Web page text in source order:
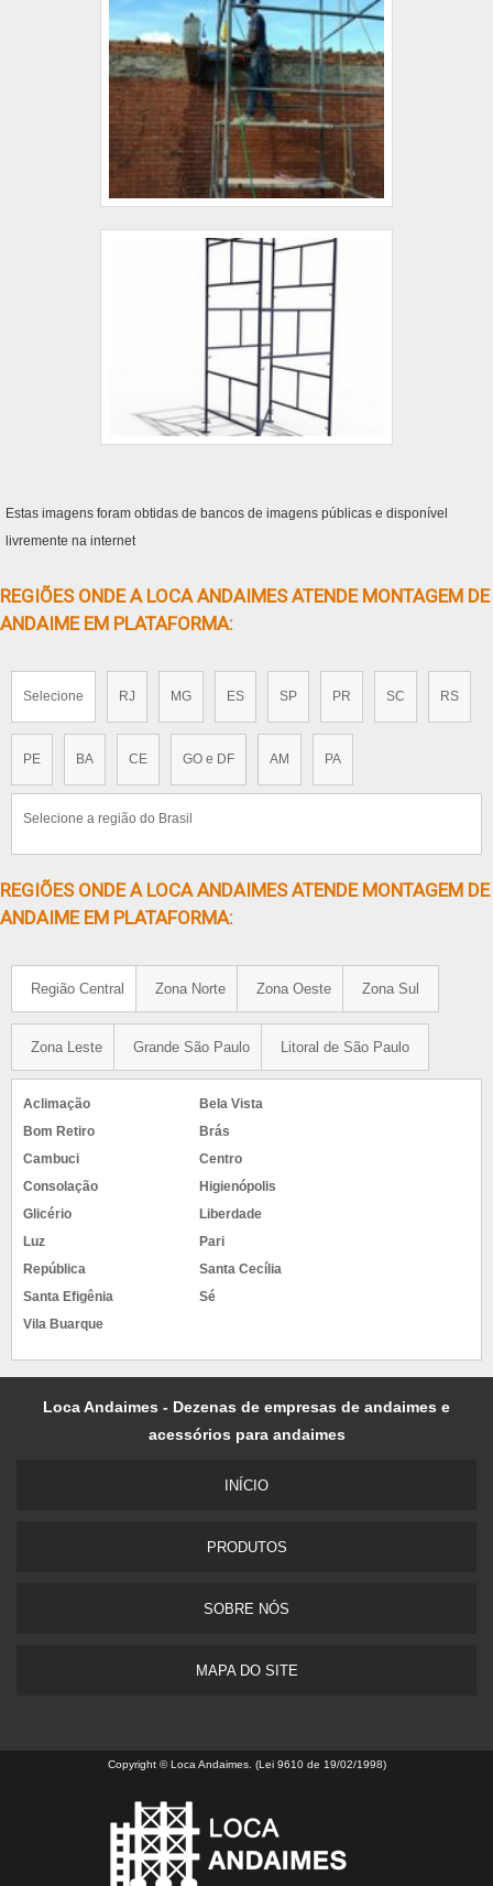
Estas imagens foram obtidas de bancos de imagens públicas e disponível
livremente na internet
REGIÕES ONDE A LOCA ANDAIMES ATENDE MONTAGEM DE
ANDAIME EM PLATAFORMA:
Selecione RJ MG ES SP PR SC RS
PE BA CE GO e DF AM PA
Selecione a região do Brasil
REGIÕES ONDE A LOCA ANDAIMES ATENDE MONTAGEM DE
ANDAIME EM PLATAFORMA:
Região Central Zona Norte Zona Oeste Zona Sul
Zona Leste Grande São Paulo Litoral de São Paulo
Aclimação
Bela Vista
Bom Retiro
Brás
Cambuci
Centro
Consolação
Higienópolis
Glicério
Liberdade
Luz
Pari
República
Santa Cecília
Santa Efigênia
Sé
Vila Buarque
Loca Andaimes - Dezenas de empresas de andaimes e
acessórios para andaimes
INÍCIO
PRODUTOS
SOBRE NÓS
MAPA DO SITE
Copyright © Loca Andaimes. (Lei 9610 de 19/02/1998)